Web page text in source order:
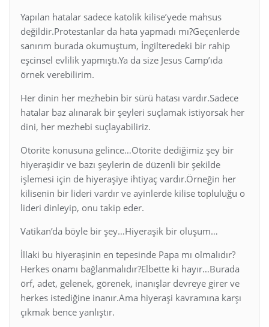
Yapılan hatalar sadece katolik kilise’yede mahsus
değildir.Protestanlar da hata yapmadı mı?Geçenlerde
sanırım burada okumuştum, İngilteredeki bir rahip
eşcinsel evlilik yapmıştı.Ya da size Jesus Camp’ıda
örnek verebilirim.
Her dinin her mezhebin bir sürü hatası vardır.Sadece
hatalar baz alınarak bir şeyleri suçlamak istiyorsak her
dini, her mezhebi suçlayabiliriz.
Otorite konusuna gelince…Otorite dediğimiz şey bir
hiyeraşidir ve bazı şeylerin de düzenli bir şekilde
işlemesi için de hiyeraşiye ihtiyaç vardır.Örneğin her
kilisenin bir lideri vardır ve ayinlerde kilise topluluğu o
lideri dinleyip, onu takip eder.
Vatikan’da böyle bir şey…Hiyeraşik bir oluşum…
İllaki bu hiyeraşinin en tepesinde Papa mı olmalıdır?
Herkes onamı bağlanmalıdır?Elbette ki hayır…Burada
örf, adet, gelenek, görenek, inanışlar devreye girer ve
herkes istediğine inanır.Ama hiyeraşi kavramına karşı
çıkmak bence yanlıştır.